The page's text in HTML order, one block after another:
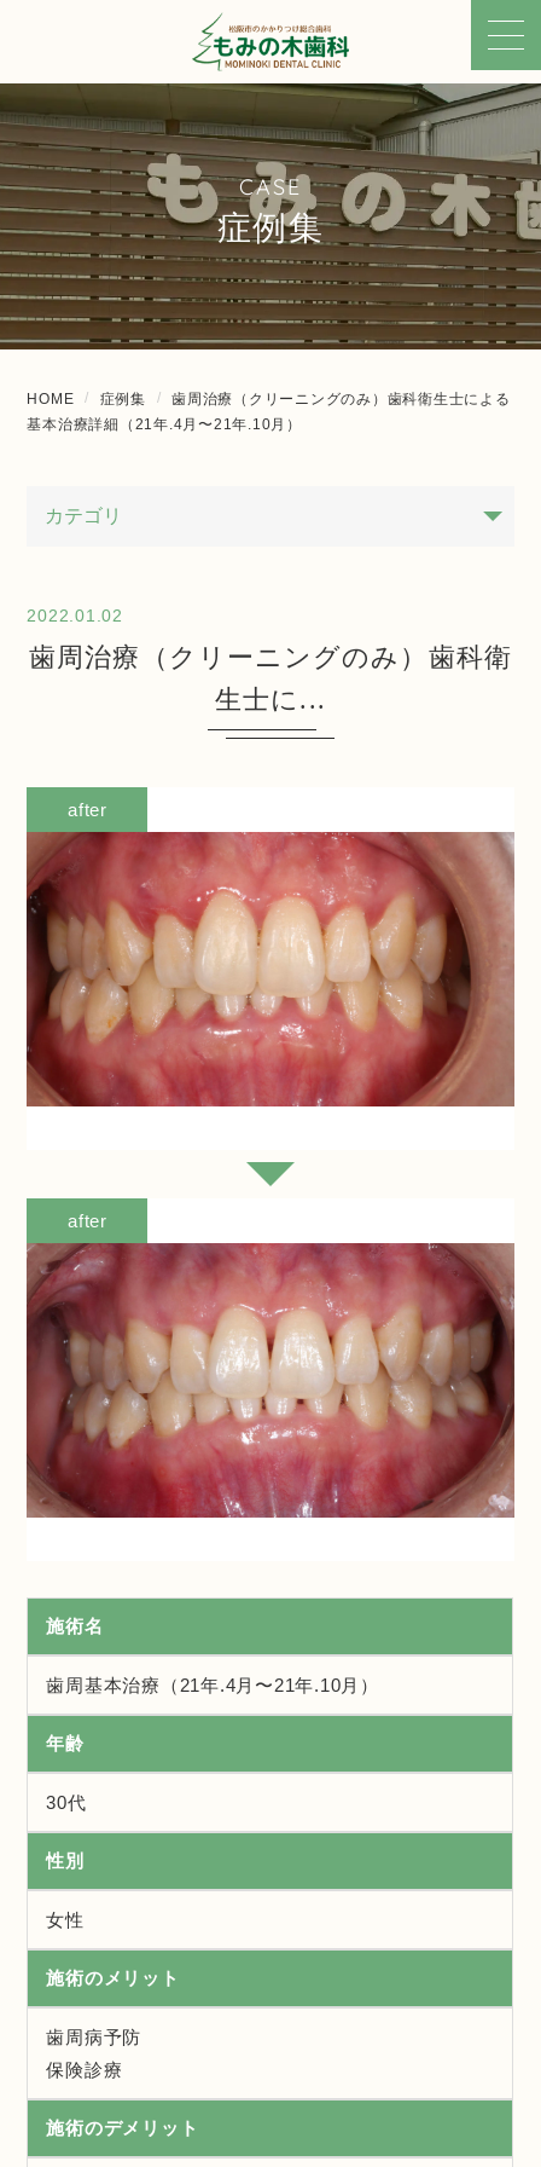
CASE
症例集
HOME 症例集
歯周治療（クリーニングのみ）歯科衛生士による
基本治療詳細（21年.4月〜21年.10月）
2022.01.02
歯周治療（クリーニングのみ）歯科衛
生士に...
before
before
after
after
施術名
歯周基本治療（21年.4月〜21年.10月）
年齢
30代
性別
女性
施術のメリット
歯周病予防
保険診療
施術のデメリット